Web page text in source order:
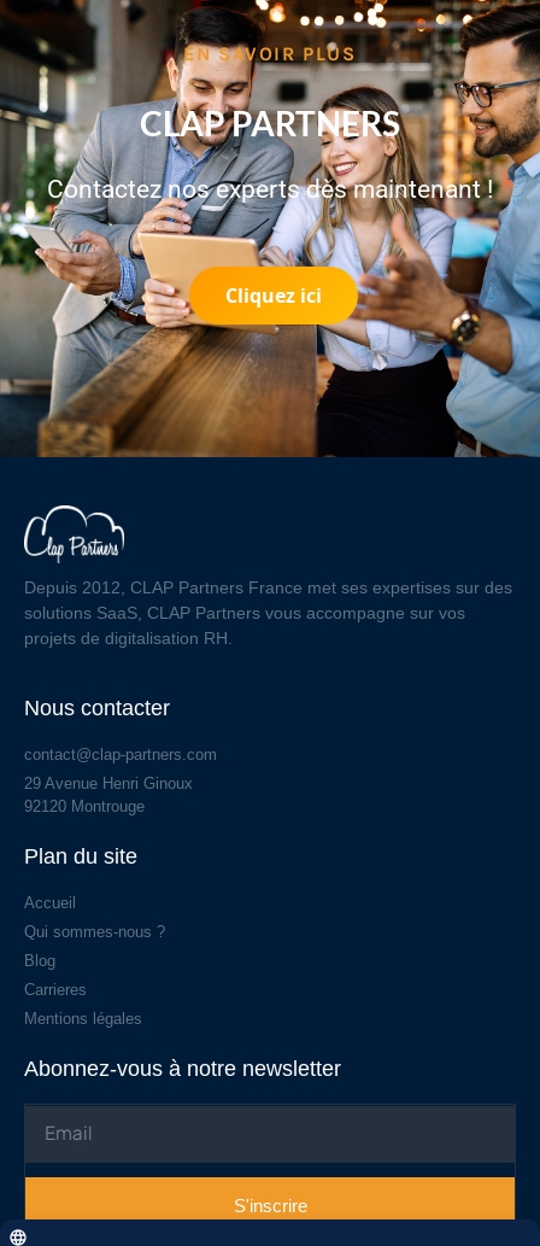
EN SAVOIR PLUS
CLAP PARTNERS
Contactez nos experts dès maintenant !
Cliquez ici
Depuis 2012, CLAP Partners France met ses expertises sur des
solutions SaaS, CLAP Partners vous accompagne sur vos
projets de digitalisation RH.
Nous contacter
contact@clap-partners.com
29 Avenue Henri Ginoux
92120 Montrouge
Plan du site
Accueil
Qui sommes-nous ?
Blog
Carrieres
Mentions légales
Abonnez-vous à notre newsletter
S'inscrire